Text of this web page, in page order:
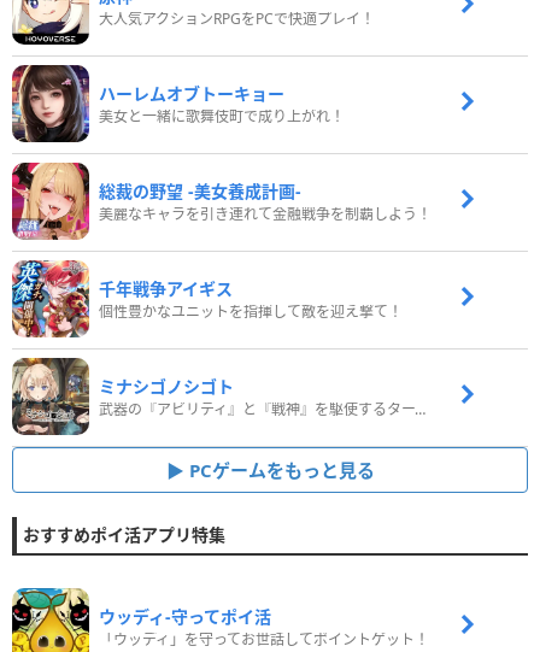
大人気アクションRPGをPCで快適プレイ！
ハーレムオブトーキョー
美女と一緒に歌舞伎町で成り上がれ！
総裁の野望 -美女養成計画-
美麗なキャラを引き連れて金融戦争を制覇しよう！
千年戦争アイギス
個性豊かなユニットを指揮して敵を迎え撃て！
ミナシゴノシゴト
武器の『アビリティ』と『戦神』を駆使するターン制コマンドバトルRPG！
PCゲームをもっと見る
おすすめポイ活アプリ特集
ウッディ‐守ってポイ活
「ウッディ」を守ってお世話してポイントゲット！